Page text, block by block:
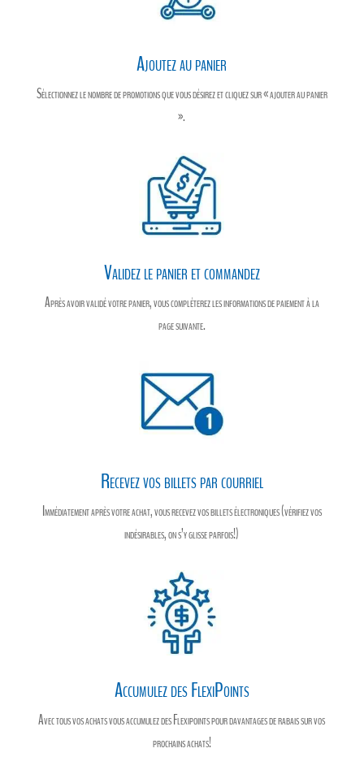
Ajoutez au panier
Sélectionnez le nombre de promotions que vous désirez et cliquez sur « ajouter au panier
».
Validez le panier et commandez
Après avoir validé votre panier, vous compléterez les informations de paiement à la
page suivante.
Recevez vos billets par courriel
Immédiatement après votre achat, vous recevez vos billets électroniques (vérifiez vos
indésirables, on s’y glisse parfois!)
Accumulez des FlexiPoints
Avec tous vos achats vous accumulez des Flexipoints pour davantages de rabais sur vos
prochains achats!